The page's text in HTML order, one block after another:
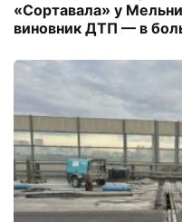
«Сортавала» у
виновник ДТП — в